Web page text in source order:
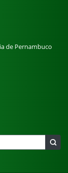
de Pernambuco